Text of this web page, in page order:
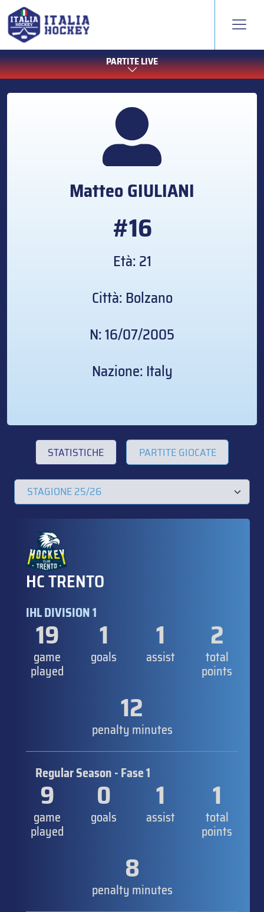
PARTITE LIVE
MatteoGIULIANI
#16
Età: 21
Città: Bolzano
N: 16/07/2005
Nazione: Italy
STATISTICHE PARTITE GIOCATE
HC TRENTO
IHL DIVISION 1
19
game
played
1
goals
1
assist
2
total
points
12
penalty minutes
Regular Season - Fase 1
9
game
played
0
goals
1
assist
1
total
points
8
penalty minutes